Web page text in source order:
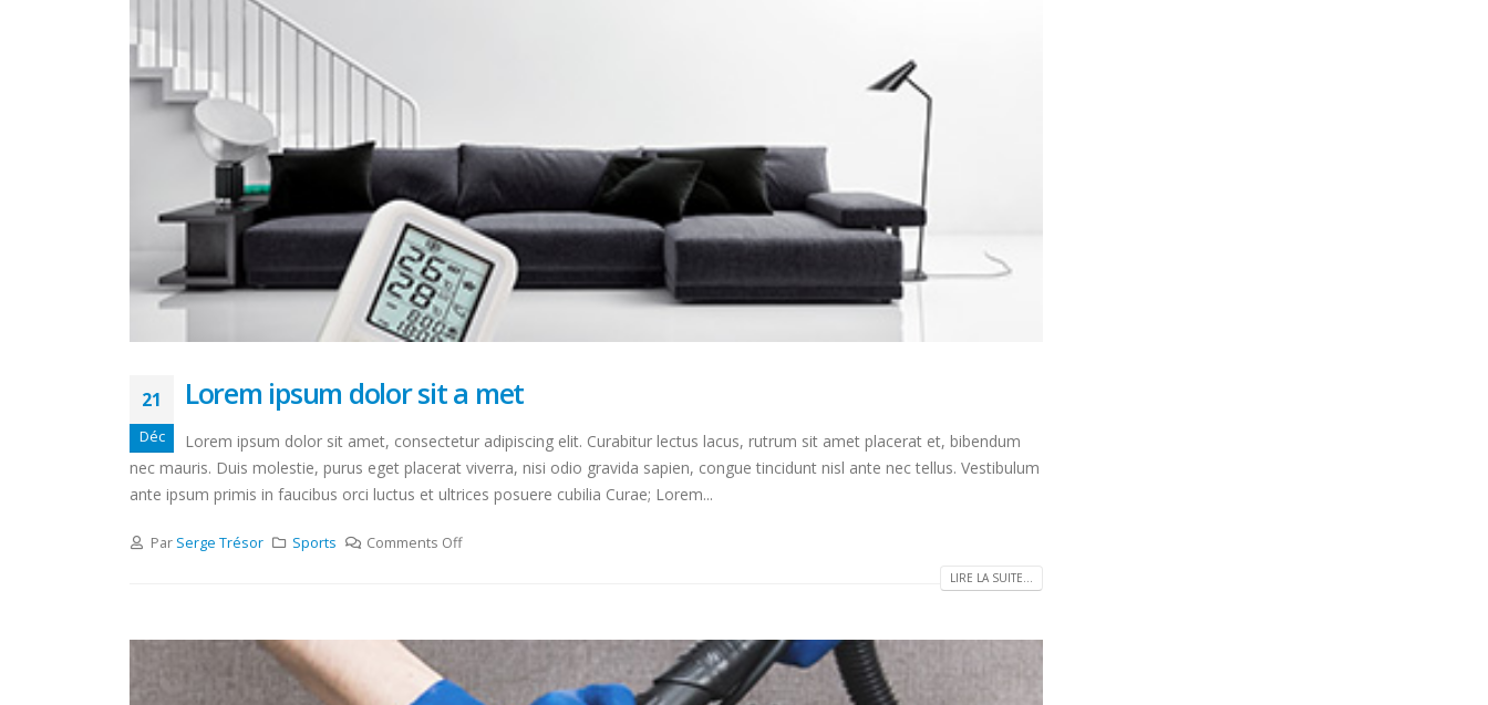
21
Déc
Lorem ipsum dolor sit a met
Lorem ipsum dolor sit amet, consectetur adipiscing elit. Curabitur lectus lacus, rutrum sit amet placerat et, bibendum
nec mauris. Duis molestie, purus eget placerat viverra, nisi odio gravida sapien, congue tincidunt nisl ante nec tellus. Vestibulum
ante ipsum primis in faucibus orci luctus et ultrices posuere cubilia Curae; Lorem...
Par Serge Trésor Sports Comments Off
LIRE LA SUITE...